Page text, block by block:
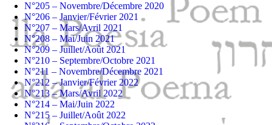
N°205 – Novembre/Décembre 2020
N°206 – Janvier/Février 2021
N°207 – Mars/Avril 2021
N°208 – Mai/Juin 2021
N°209 – Juillet/Août 2021
N°210 – Septembre/Octobre 2021
N°211 – Novembre/Décembre 2021
N°212 – Janvier/Février 2022
N°213 – Mars/Avril 2022
N°214 – Mai/Juin 2022
N°215 – Juillet/Août 2022